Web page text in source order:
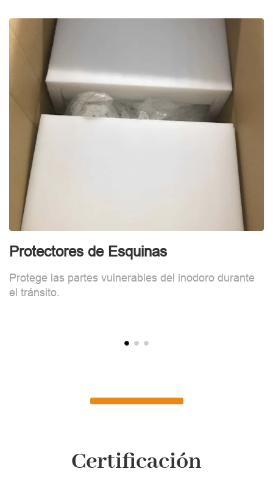
Protectores de Esquinas
Protege las partes vulnerables del inodoro durante
el tránsito.
Certificación